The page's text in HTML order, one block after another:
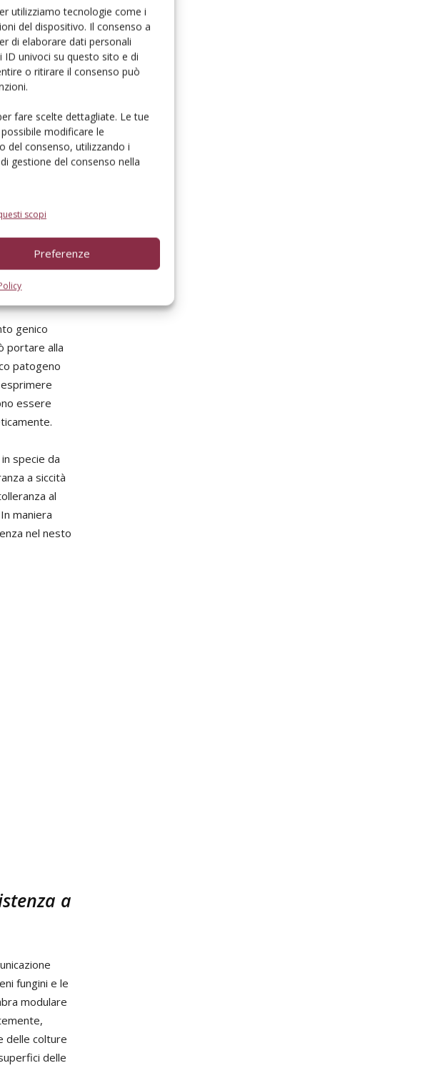
utilizziamo tecnologie come i
del dispositivo. Il consenso a
di elaborare dati personali
univoci su questo sito e di
o ritirare il consenso può
fare scelte dettagliate. Le tue
modificare le
del consenso, utilizzando i
gestione del consenso nella
scopi
Preferenze
di nutrienti e
(sRNA)
al
per
i
L’RNAi è
proteici,
di geni in
o percorrere
raggio degli
avviene
genico
portare alla
patogeno
essere
specie da
a siccità
al
maniera
nel nesto
a
fungini e le
modulare
delle colture
delle